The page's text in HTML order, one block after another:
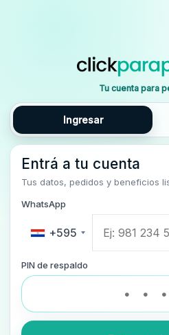
Tu cuenta para
Ingresar
Entrá a tu cuenta
Tus datos, pedidos y beneficios
WhatsApp
+595
PIN de respaldo